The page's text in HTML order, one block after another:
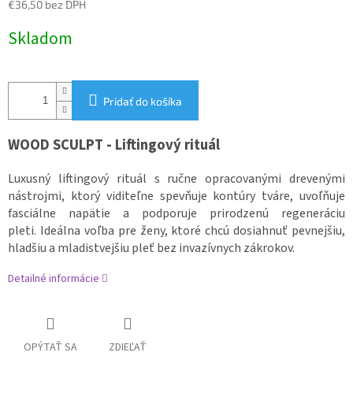
€36,50 bez DPH
cena:
Skladom
Pridať do košíka
WOOD SCULPT - Liftingový rituál
Luxusný liftingový rituál s ručne opracovanými drevenými
nástrojmi, ktorý viditeľne spevňuje kontúry tváre, uvoľňuje
fasciálne napätie a podporuje prirodzenú regeneráciu
pleti. Ideálna voľba pre ženy, ktoré chcú dosiahnuť pevnejšiu,
hladšiu a mladistvejšiu pleť bez invazívnych zákrokov.
Detailné informácie
OPÝTAŤ SA ZDIEĽAŤ